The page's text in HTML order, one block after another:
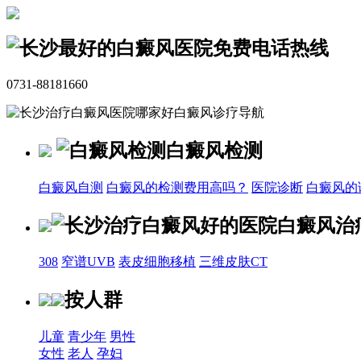
免费电话热线
0731-88181660
白癜风诊疗导航
白癜风检测
白癜风自测 白癜风的检测费用高吗？ 医院诊断 白癜风
白癜风治
308 窄谱UVB 表皮细胞移植 三维皮肤CT
按人群
儿童 青少年 男性
女性 老人 孕妇